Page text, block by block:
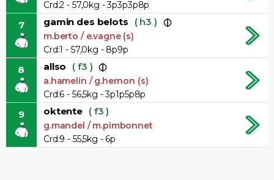
Crd:2 - 57,0kg - 3p3p3p8p
7 gamin des belots ( h3 )
m.berto / e.vagne (s)
Crd:1 - 57,0kg - 8p9p
8 allso ( f3 )
a.hamelin / g.hernon (s)
Crd:6 - 56,5kg - 3p1p5p8p
9 oktente ( f3 )
g.mandel / m.pimbonnet
Crd:9 - 55,5kg - 6p